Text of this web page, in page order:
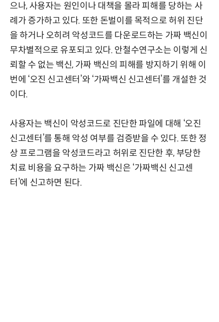
으나, 사용자는 원인이나 대책을 몰라 피해를 당하는 사
례가 증가하고 있다. 또한 돈벌이를 목적으로 허위 진단
을 하거나 오히려 악성코드를 다운로드하는 가짜 백신이
무차별적으로 유포되고 있다. 안철수연구소는 이렇게 신
뢰할 수 없는 백신, 가짜 백신의 피해를 방지하기 위해 이
번에 ‘오진 신고센터’와 ‘가짜백신 신고센터’를 개설한 것
이다.
사용자는 백신이 악성코드로 진단한 파일에 대해 ‘오진
신고센터’를 통해 악성 여부를 검증받을 수 있다. 또한 정
상 프로그램을 악성코드라고 허위로 진단한 후, 부당한
치료 비용을 요구하는 가짜 백신은 ‘가짜백신 신고센
터’에 신고하면 된다.